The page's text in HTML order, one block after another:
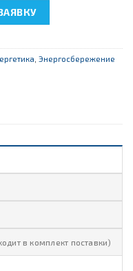
Энергосбережение
в комплект поставки)